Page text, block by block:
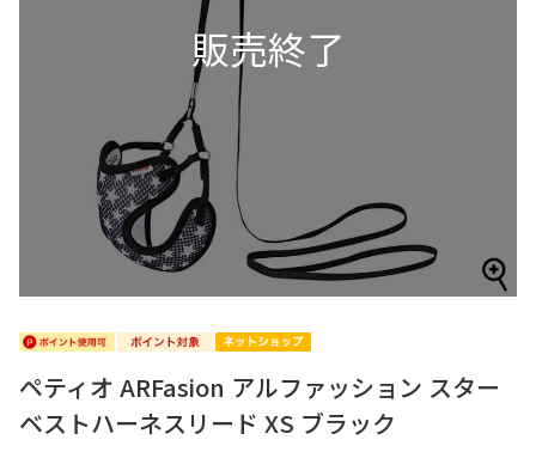
ペティオ ARFasion アルファッション スター
ベストハーネスリード XS ブラック